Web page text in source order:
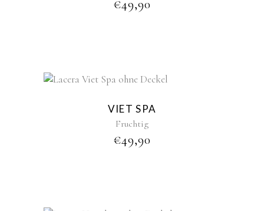
€49,90
VIET SPA
Fruchtig
€49,90